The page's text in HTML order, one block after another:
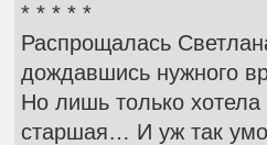
* * * * *
Распрощалась
дождавшись нужного
Но лишь только хотела
старшая… И уж так